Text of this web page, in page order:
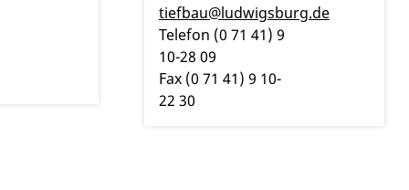
tiefbau@ludwigsburg.de
Telefon (0 71 41) 9
10-28 09
Fax (0 71 41) 9 10-
22 30